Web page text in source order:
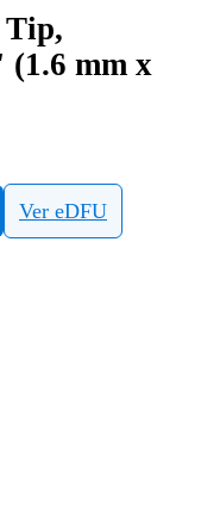
(1.6 mm x
Ver eDFU